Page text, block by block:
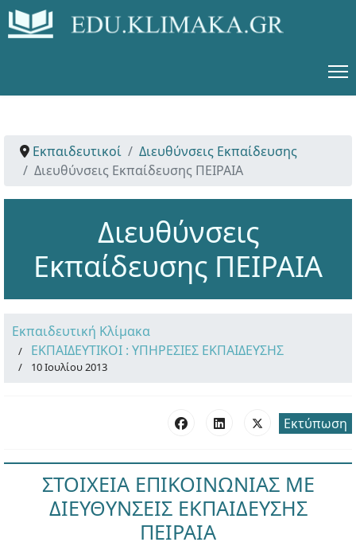
Εκπαιδευτικοί
Διευθύνσεις Εκπαίδευσης
Διευθύνσεις Εκπαίδευσης ΠΕΙΡΑΙΑ
Διευθύνσεις
Εκπαίδευσης ΠΕΙΡΑΙΑ
Εκπαιδευτική Κλίμακα
ΕΚΠΑΙΔΕΥΤΙΚΟΙ : ΥΠΗΡΕΣΙΕΣ ΕΚΠΑΙΔΕΥΣΗΣ
10 Ιουλίου 2013
Εκτύπωση
ΣΤΟΙΧΕΙΑ ΕΠΙΚΟΙΝΩΝΙΑΣ ΜΕ
ΔΙΕΥΘΥΝΣΕΙΣ ΕΚΠΑΙΔΕΥΣΗΣ
ΠΕΙΡΑΙΑ